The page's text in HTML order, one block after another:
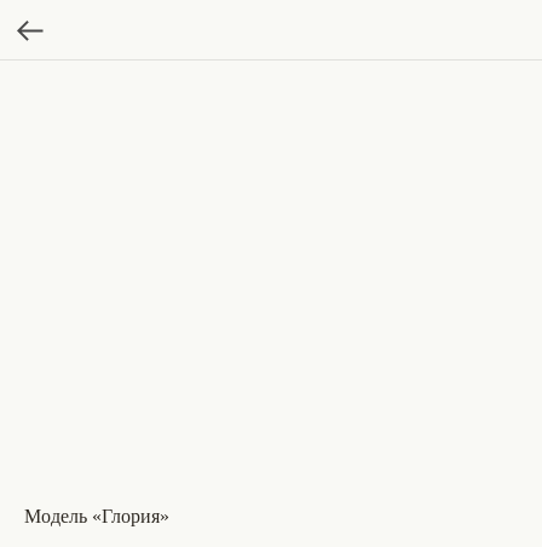
Модель «Глория»